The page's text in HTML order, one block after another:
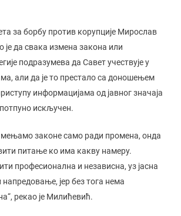
за борбу против корупције Мирослав
је да свака измена закона или
подразумева да Савет учествује у
али да је то престало са доношењем
информацијама од јавног значаја
искључен.
мењамо законе само ради промена, онда
питање ко има какву намеру.
професионална и независна, уз јасна
јер без тога нема
рекао је Милићевић.